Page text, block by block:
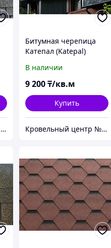
№1 гибкая черепица, композитная черепица из Европы, по лучшим ценам в Алматы
Битумная черепица
Катепал (Katepal)
В наличии
9 200 ₸/кв.м
Купить
Кровельный центр №1 - Премиальные материалы, гибкая черепица, композитная черепица в Алматы